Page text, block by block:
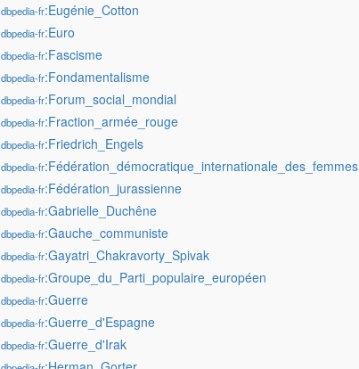
dbpedia-fr:Eugénie_Cotton
dbpedia-fr:Euro
dbpedia-fr:Fascisme
dbpedia-fr:Fondamentalisme
dbpedia-fr:Forum_social_mondial
dbpedia-fr:Fraction_armée_rouge
dbpedia-fr:Friedrich_Engels
dbpedia-fr:Fédération_démocratique_internationale_des_femmes
dbpedia-fr:Fédération_jurassienne
dbpedia-fr:Gabrielle_Duchêne
dbpedia-fr:Gauche_communiste
dbpedia-fr:Gayatri_Chakravorty_Spivak
dbpedia-fr:Groupe_du_Parti_populaire_européen
dbpedia-fr:Guerre
dbpedia-fr:Guerre_d'Espagne
dbpedia-fr:Guerre_d'Irak